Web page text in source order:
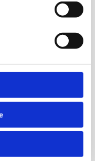
er klare signaler om,
du ikke får løst disse
og gøre vejen
vi på at genbruge
for at tilføje nyt